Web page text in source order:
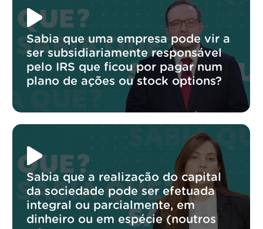
Sabia que uma empresa pode vir a
ser subsidiariamente responsável
pelo IRS que ficou por pagar num
plano de ações ou stock options?
Sabia que a realização do capital
da sociedade pode ser efetuada
integral ou parcialmente, em
dinheiro ou em espécie (noutros